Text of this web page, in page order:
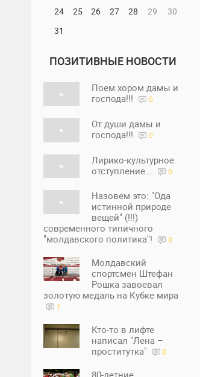
24
25 26 27 28 29
30
31
ПОЗИТИВНЫЕ НОВОСТИ
Поем хором дамы и
господа!!!
0
От души дамы и
господа!!!
0
Лирико-культурное
отступление...
0
Назовем это: "Ода
истинной природе
вещей" (!!!)
современного типичного
"молдавского политика"!
0
Молдавский
спортсмен Штефан
Рошка завоевал
золотую медаль на Кубке мира
1
Кто-то в лифте
написал "Лена –
проститутка"
0